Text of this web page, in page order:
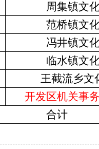
周集镇文
范桥镇文
冯井镇文
临水镇文
王截流乡文
开发区机关事
合计